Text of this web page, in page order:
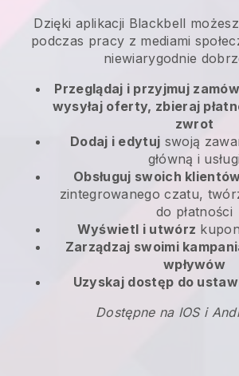
Dzięki aplikacji Blackbell
podczas pracy z mediami
niewiarygodnie
Przeglądaj i przyjmuj
wysyłaj oferty, zbieraj
zwrot
Dodaj i edytuj swoją
główną i usługi
Obsługuj swoich
zintegrowanego czatu,
do płatności
Wyświetl i utwórz
Zarządzaj swoimi
wpływów
Uzyskaj dostęp do
Dostępne na IOS i